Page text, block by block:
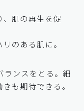
肌の再生を促
のある肌に。
ランスをとる。細
も期待できる。